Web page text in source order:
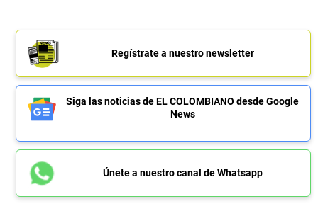
Regístrate a nuestro newsletter
Siga las noticias de EL COLOMBIANO desde Google
News
Únete a nuestro canal de Whatsapp